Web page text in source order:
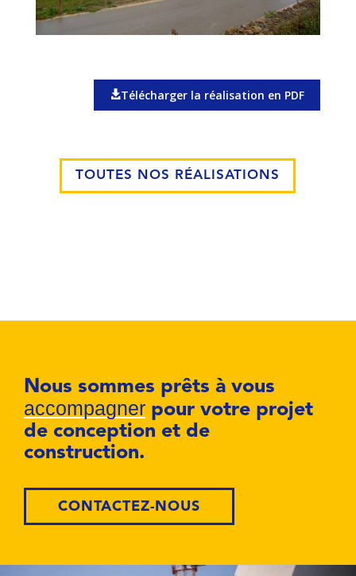
Télécharger la réalisation en PDF
TOUTES NOS RÉALISATIONS
Nous sommes prêts à vous
accompagner pour votre projet
de conception et de
construction.
CONTACTEZ-NOUS